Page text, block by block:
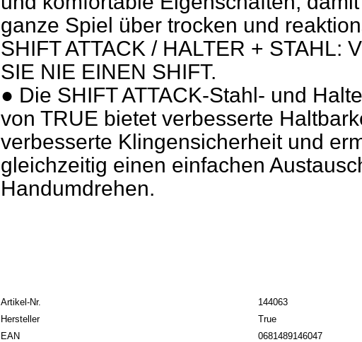
ganze Spiel über trocken und
SHIFT ATTACK / HALTER + STAHL:
SIE NIE EINEN SHIFT.
● Die SHIFT ATTACK-Stahl- und
von TRUE bietet verbesserte
verbesserte Klingensicherheit und
gleichzeitig einen einfachen
Handumdrehen.
Artikel-Nr.
144063
Hersteller
True
EAN
0681489146047